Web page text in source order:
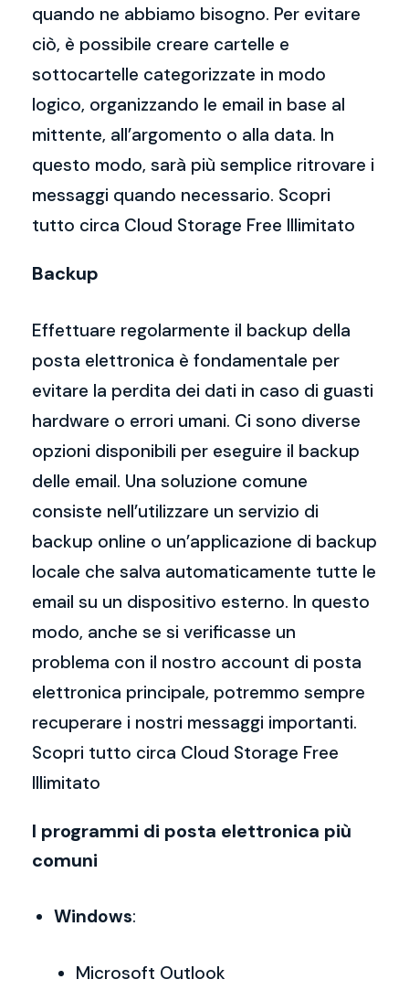
quando ne abbiamo bisogno. Per evitare
ciò, è possibile creare cartelle e
sottocartelle categorizzate in modo
logico, organizzando le email in base al
mittente, all’argomento o alla data. In
questo modo, sarà più semplice ritrovare i
messaggi quando necessario. Scopri
tutto circa Cloud Storage Free Illimitato
Backup
Effettuare regolarmente il backup della
posta elettronica è fondamentale per
evitare la perdita dei dati in caso di guasti
hardware o errori umani. Ci sono diverse
opzioni disponibili per eseguire il backup
delle email. Una soluzione comune
consiste nell’utilizzare un servizio di
backup online o un’applicazione di backup
locale che salva automaticamente tutte le
email su un dispositivo esterno. In questo
modo, anche se si verificasse un
problema con il nostro account di posta
elettronica principale, potremmo sempre
recuperare i nostri messaggi importanti.
Scopri tutto circa Cloud Storage Free
Illimitato
I programmi di posta elettronica più
comuni
Windows:
Microsoft Outlook